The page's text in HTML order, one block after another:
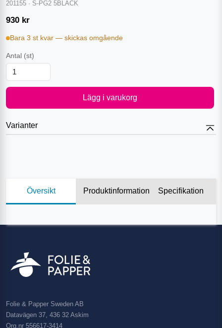
201155 · S-PG2 5BLACK
930 kr
Bara 3 st kvar — skickas omgående
Antal (st)
Lägg i varukorg
Varianter
Översikt Produktinformation Specifikation
Folie & Papper Sweden AB
Datavägen 37, 436 32 Askim
Org.nr 556617-3414